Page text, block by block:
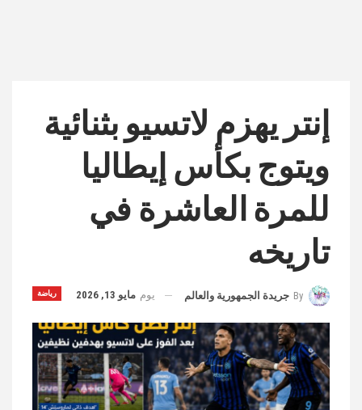
إنتر يهزم لاتسيو بثنائية
ويتوج بكأس إيطاليا
للمرة العاشرة في
تاريخه
رياضة By جريدة الجمهورية والعالم يوم مايو 13, 2026